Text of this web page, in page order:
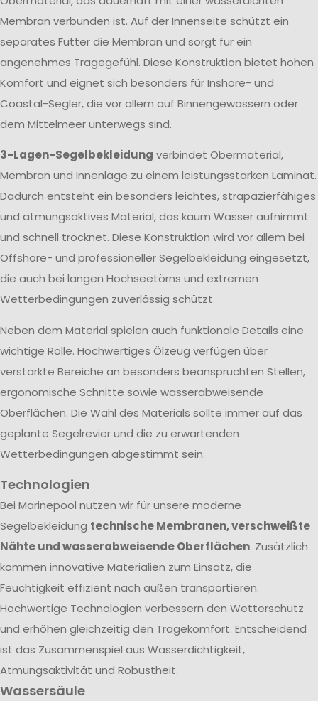
Membran verbunden ist. Auf der Innenseite schützt ein
separates Futter die Membran und sorgt für ein
angenehmes Tragegefühl. Diese Konstruktion bietet hohen
Komfort und eignet sich besonders für Inshore- und
Coastal-Segler, die vor allem auf Binnengewässern oder
dem Mittelmeer unterwegs sind.
3-Lagen-Segelbekleidung verbindet Obermaterial,
Membran und Innenlage zu einem leistungsstarken Laminat.
Dadurch entsteht ein besonders leichtes, strapazierfähiges
und atmungsaktives Material, das kaum Wasser aufnimmt
und schnell trocknet. Diese Konstruktion wird vor allem bei
Offshore- und professioneller Segelbekleidung eingesetzt,
die auch bei langen Hochseetörns und extremen
Wetterbedingungen zuverlässig schützt.
Neben dem Material spielen auch funktionale Details eine
wichtige Rolle. Hochwertiges Ölzeug verfügen über
verstärkte Bereiche an besonders beanspruchten Stellen,
ergonomische Schnitte sowie wasserabweisende
Oberflächen. Die Wahl des Materials sollte immer auf das
geplante Segelrevier und die zu erwartenden
Wetterbedingungen abgestimmt sein.
Technologien
Bei Marinepool nutzen wir für unsere moderne
Segelbekleidung technische Membranen, verschweißte
Nähte und wasserabweisende Oberflächen. Zusätzlich
kommen innovative Materialien zum Einsatz, die
Feuchtigkeit effizient nach außen transportieren.
Hochwertige Technologien verbessern den Wetterschutz
und erhöhen gleichzeitig den Tragekomfort. Entscheidend
ist das Zusammenspiel aus Wasserdichtigkeit,
Atmungsaktivität und Robustheit.
Wassersäule